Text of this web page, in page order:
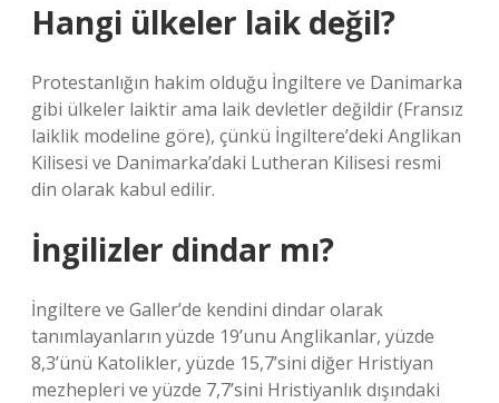
Hangi ülkeler laik değil?
Protestanlığın hakim olduğu İngiltere ve Danimarka
gibi ülkeler laiktir ama laik devletler değildir (Fransız
laiklik modeline göre), çünkü İngiltere’deki Anglikan
Kilisesi ve Danimarka’daki Lutheran Kilisesi resmi
din olarak kabul edilir.
İngilizler dindar mı?
İngiltere ve Galler’de kendini dindar olarak
tanımlayanların yüzde 19’unu Anglikanlar, yüzde
8,3’ünü Katolikler, yüzde 15,7’sini diğer Hristiyan
mezhepleri ve yüzde 7,7’sini Hristiyanlık dışındaki